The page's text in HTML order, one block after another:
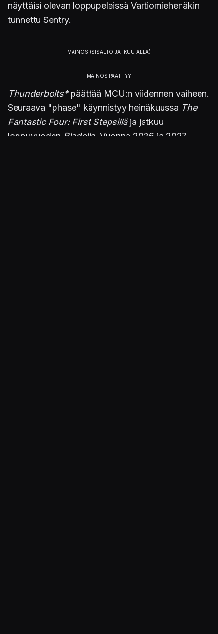
näyttäisi olevan loppupeleissä Vartiomiehenäkin
tunnettu Sentry.
Thunderbolts*päättää MCU:n viidennen vaiheen.
Seuraava "phase" käynnistyy heinäkuussa The
Fantastic Four: First Stepsilläja jatkuu
loppuvuoden Bladella. Vuonna 2026 ja 2027